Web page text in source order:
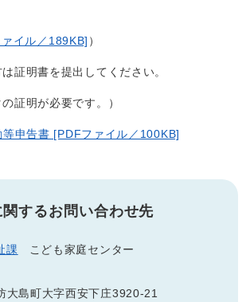
イル／189KB] ）
証明書を提出してください。
明が必要です。）
等申告書 [PDFファイル／100KB]
するお問い合わせ先
課
こども家庭センター
大島町大字西安下庄3920-21